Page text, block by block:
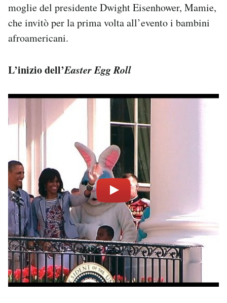
moglie del presidente Dwight Eisenhower, Mamie,
che invitò per la prima volta all’evento i bambini
afroamericani.
L’inizio dell’Easter Egg Roll